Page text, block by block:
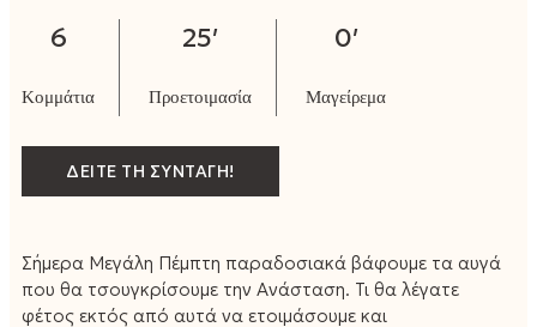
6 25′ 0′
ΔΕΙΤΕ ΤΗ ΣΥΝΤΑΓΗ!
Σήμερα Μεγάλη Πέμπτη παραδοσιακά βάφουμε τα αυγά
που θα τσουγκρίσουμε την Ανάσταση. Τι θα λέγατε
φέτος εκτός από αυτά να ετοιμάσουμε και